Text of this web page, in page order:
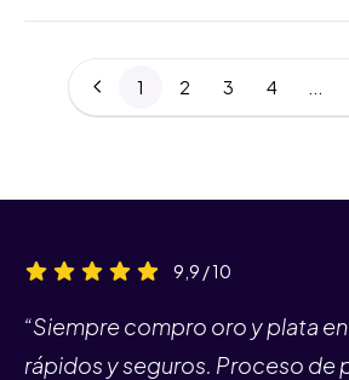
1 2 3 4
9,9 / 10
“Siempre compro oro y plata
rápidos y seguros. Proceso de